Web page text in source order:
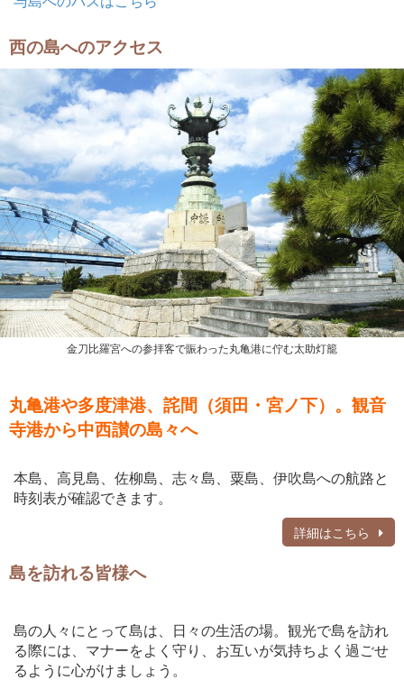
西の島へのアクセス
金刀比羅宮への参拝客で賑わった丸亀港に佇む太助灯籠
丸亀港や多度津港、詫間（須田・宮ノ下）。観音
寺港から中西讃の島々へ
本島、高見島、佐柳島、志々島、粟島、伊吹島への航路と
時刻表が確認できます。
詳細はこちら
島を訪れる皆様へ
島の人々にとって島は、日々の生活の場。観光で島を訪れ
る際には、マナーをよく守り、お互いが気持ちよく過ごせ
るように心がけましょう。